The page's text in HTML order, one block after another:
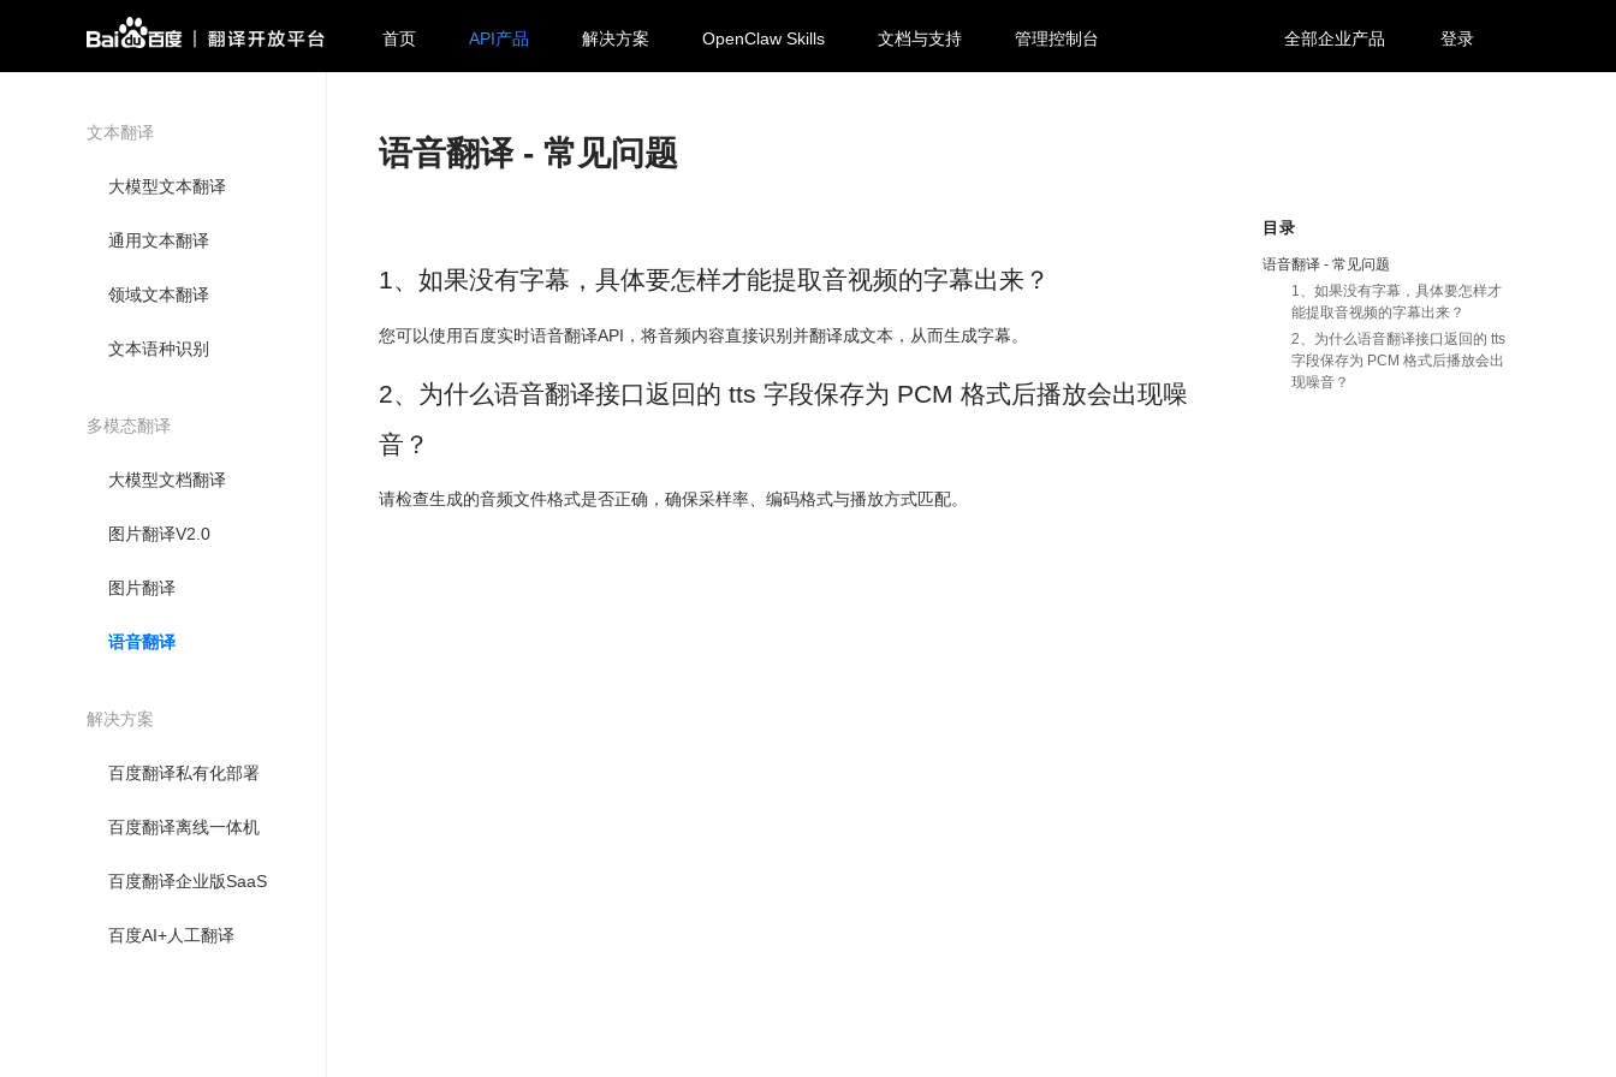
首页 API产品 解决方案 OpenClaw Skills 文档与支持 管理控制台 全部企业产品 登录
文本翻译
大模型文本翻译
通用文本翻译
领域文本翻译
文本语种识别
多模态翻译
大模型文档翻译
图片翻译V2.0
图片翻译
语音翻译
解决方案
百度翻译私有化部署
百度翻译离线一体机
百度翻译企业版SaaS
百度AI+人工翻译
语音翻译 - 常见问题
1、如果没有字幕，具体要怎样才能提取音视频的字幕出来？
您可以使用百度实时语音翻译API，将音频内容直接识别并翻译成文本，从而生成字幕。
2、为什么语音翻译接口返回的 tts 字段保存为 PCM 格式后播放会出现噪
音？
请检查生成的音频文件格式是否正确，确保采样率、编码格式与播放方式匹配。
目录
语音翻译 - 常见问题
1、如果没有字幕，具体要怎样才
能提取音视频的字幕出来？
2、为什么语音翻译接口返回的 tts
字段保存为 PCM 格式后播放会出
现噪音？